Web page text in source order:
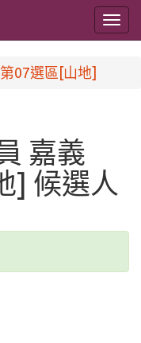
第07選區[山地]
嘉義
] 候選人